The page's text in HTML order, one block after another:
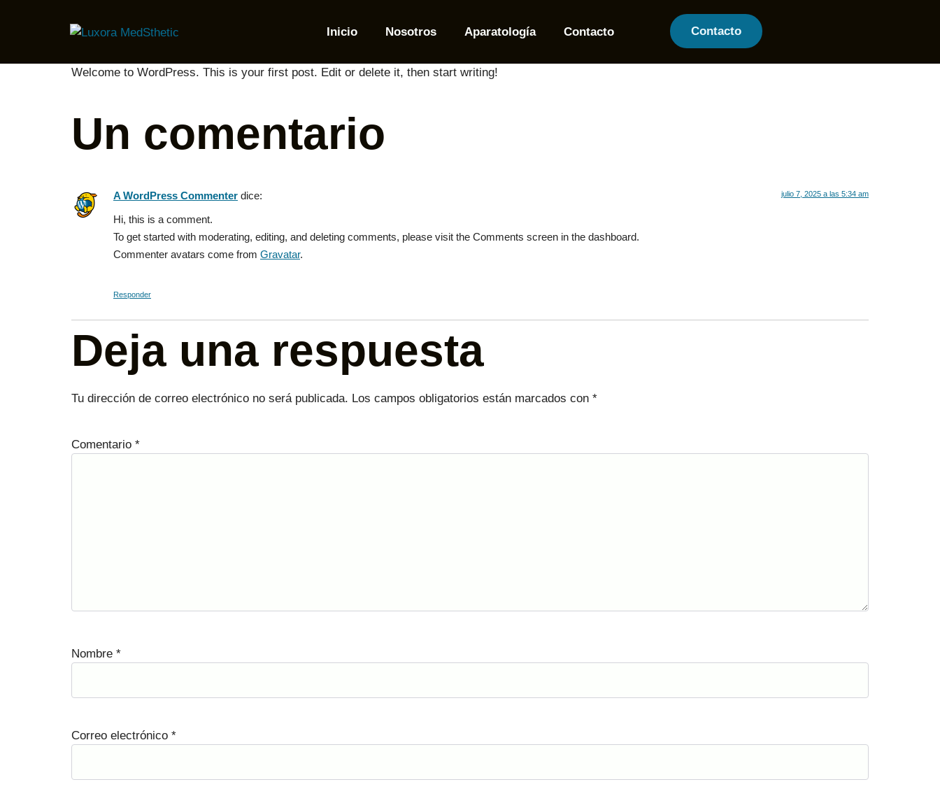
Inicio Nosotros Aparatología Contacto Contacto
Welcome to WordPress. This is your first post. Edit or delete it, then start writing!
Un comentario
A WordPress Commenter dice: julio 7, 2025 a las 5:34 am
Hi, this is a comment.
To get started with moderating, editing, and deleting comments, please visit the Comments screen in the dashboard.
Commenter avatars come from Gravatar.
Responder
Deja una respuesta
Tu dirección de correo electrónico no será publicada. Los campos obligatorios están marcados con *
Comentario *
Nombre *
Correo electrónico *